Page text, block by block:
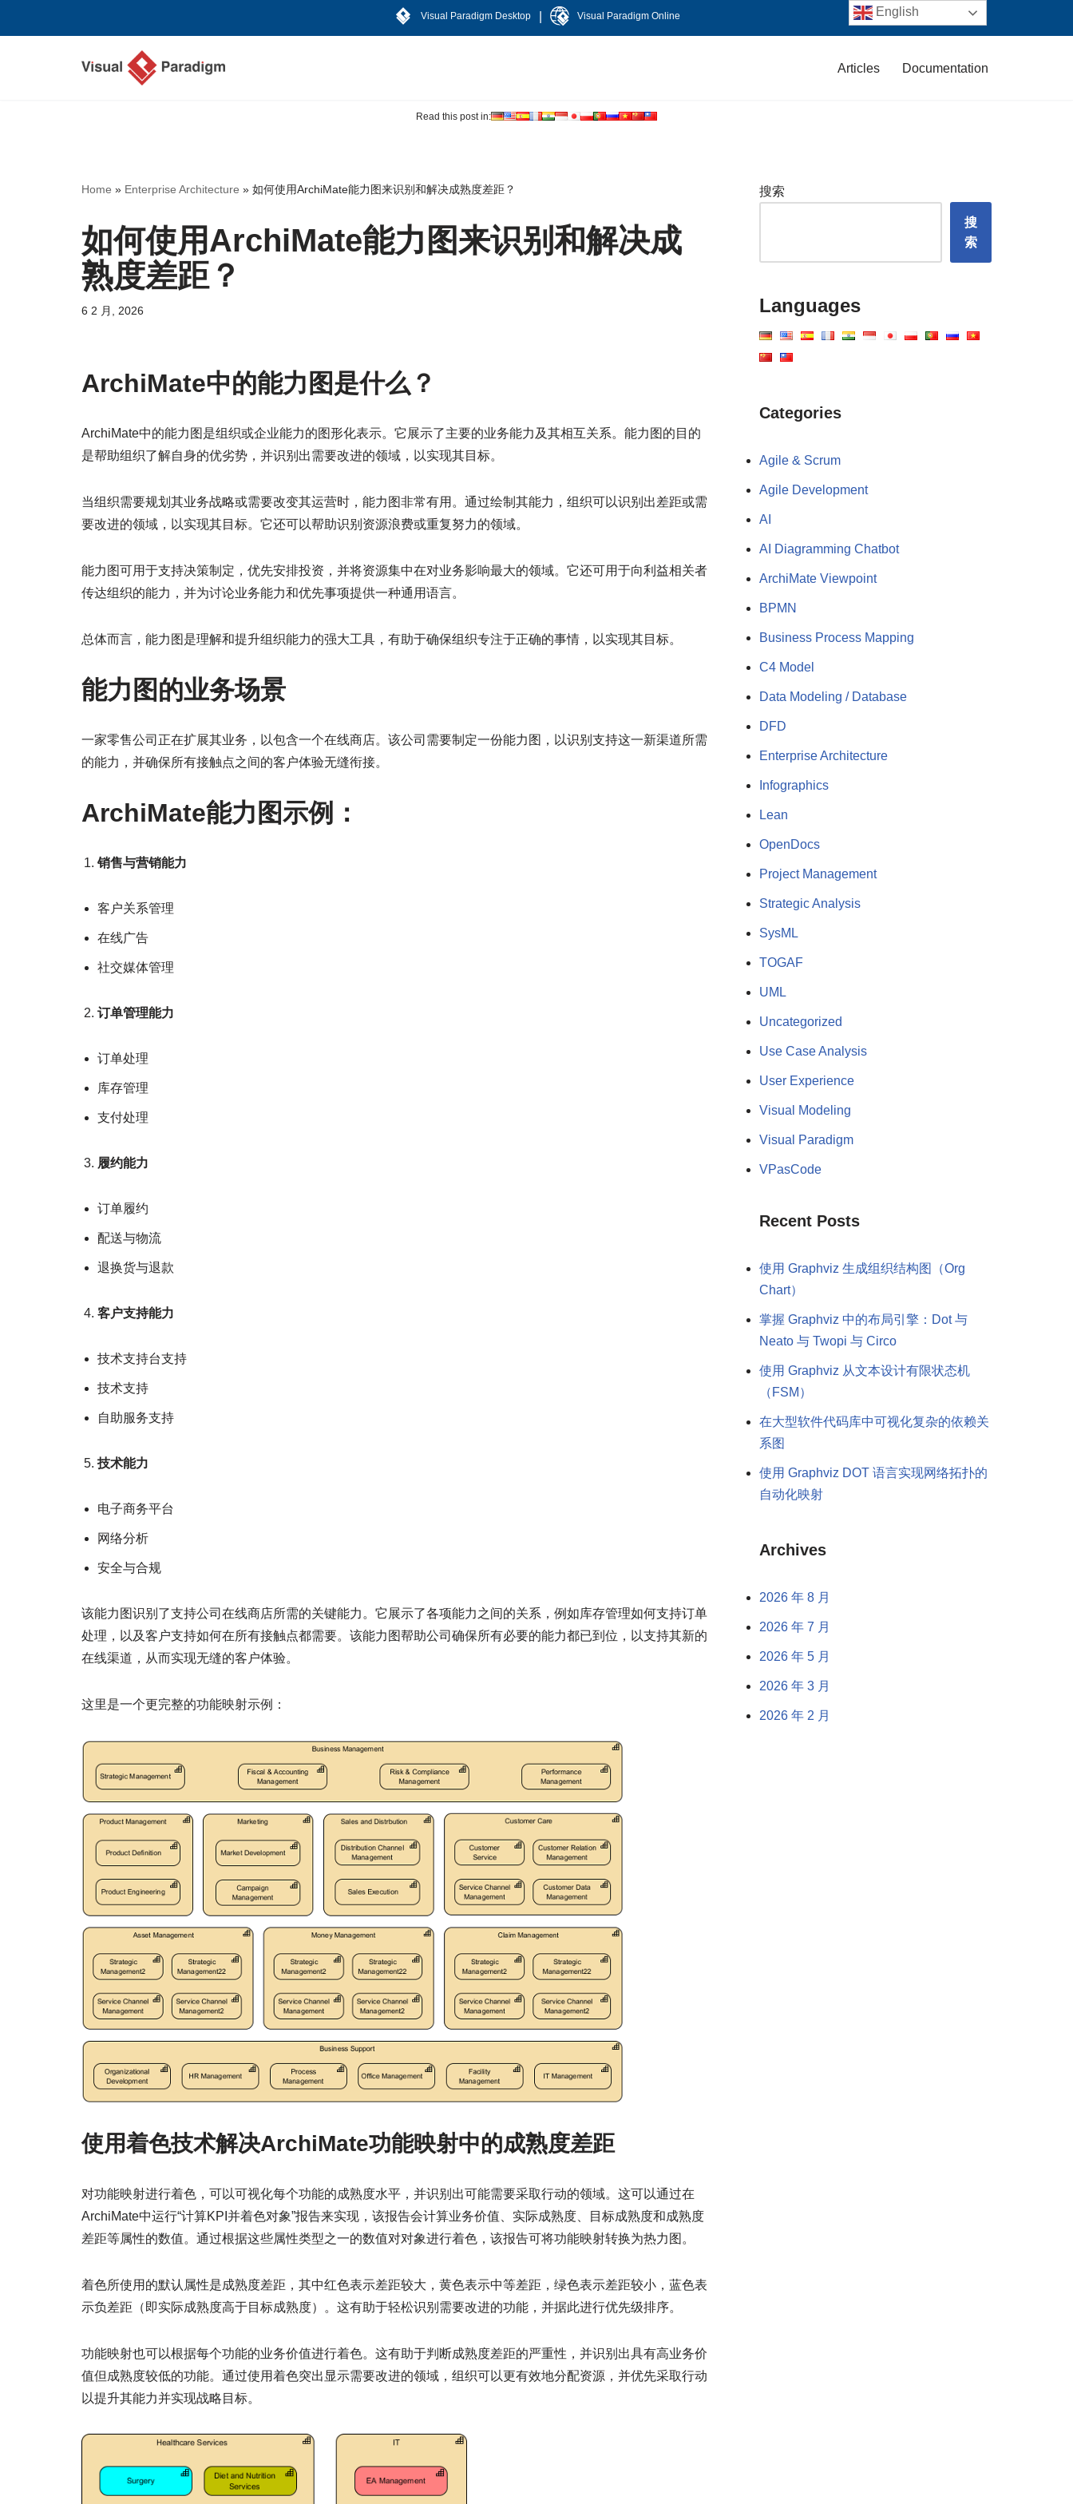
Visual Paradigm Desktop Visual Paradigm Online
Articles Documentation
Read this post in:
Home » Enterprise Architecture » 如何使用ArchiMate能力图来识别和解决成熟度差距？
如何使用ArchiMate能力图来识别和解决成
熟度差距？
6 2 月, 2026
ArchiMate中的能力图是什么？
ArchiMate中的能力图是组织或企业能力的图形化表示。它展示了主要的业务能力及其相互关系。能力图的目的
是帮助组织了解自身的优劣势，并识别出需要改进的领域，以实现其目标。
当组织需要规划其业务战略或需要改变其运营时，能力图非常有用。通过绘制其能力，组织可以识别出差距或需
要改进的领域，以实现其目标。它还可以帮助识别资源浪费或重复努力的领域。
能力图可用于支持决策制定，优先安排投资，并将资源集中在对业务影响最大的领域。它还可用于向利益相关者
传达组织的能力，并为讨论业务能力和优先事项提供一种通用语言。
总体而言，能力图是理解和提升组织能力的强大工具，有助于确保组织专注于正确的事情，以实现其目标。
能力图的业务场景
一家零售公司正在扩展其业务，以包含一个在线商店。该公司需要制定一份能力图，以识别支持这一新渠道所需
的能力，并确保所有接触点之间的客户体验无缝衔接。
ArchiMate能力图示例：
销售与营销能力
客户关系管理
在线广告
社交媒体管理
订单管理能力
订单处理
库存管理
支付处理
履约能力
订单履约
配送与物流
退换货与退款
客户支持能力
技术支持台支持
技术支持
自助服务支持
技术能力
电子商务平台
网络分析
安全与合规
该能力图识别了支持公司在线商店所需的关键能力。它展示了各项能力之间的关系，例如库存管理如何支持订单
处理，以及客户支持如何在所有接触点都需要。该能力图帮助公司确保所有必要的能力都已到位，以支持其新的
在线渠道，从而实现无缝的客户体验。
这里是一个更完整的功能映射示例：
使用着色技术解决ArchiMate功能映射中的成熟度差距
对功能映射进行着色，可以可视化每个功能的成熟度水平，并识别出可能需要采取行动的领域。这可以通过在
ArchiMate中运行“计算KPI并着色对象”报告来实现，该报告会计算业务价值、实际成熟度、目标成熟度和成熟度
差距等属性的数值。通过根据这些属性类型之一的数值对对象进行着色，该报告可将功能映射转换为热力图。
着色所使用的默认属性是成熟度差距，其中红色表示差距较大，黄色表示中等差距，绿色表示差距较小，蓝色表
示负差距（即实际成熟度高于目标成熟度）。这有助于轻松识别需要改进的功能，并据此进行优先级排序。
功能映射也可以根据每个功能的业务价值进行着色。这有助于判断成熟度差距的严重性，并识别出具有高业务价
值但成熟度较低的功能。通过使用着色突出显示需要改进的领域，组织可以更有效地分配资源，并优先采取行动
以提升其能力并实现战略目标。
搜索
搜
索
Languages
Categories
Agile & Scrum
Agile Development
AI
AI Diagramming Chatbot
ArchiMate Viewpoint
BPMN
Business Process Mapping
C4 Model
Data Modeling / Database
DFD
Enterprise Architecture
Infographics
Lean
OpenDocs
Project Management
Strategic Analysis
SysML
TOGAF
UML
Uncategorized
Use Case Analysis
User Experience
Visual Modeling
Visual Paradigm
VPasCode
Recent Posts
使用 Graphviz 生成组织结构图（Org
Chart）
掌握 Graphviz 中的布局引擎：Dot 与
Neato 与 Twopi 与 Circo
使用 Graphviz 从文本设计有限状态机
（FSM）
在大型软件代码库中可视化复杂的依赖关
系图
使用 Graphviz DOT 语言实现网络拓扑的
自动化映射
Archives
2026 年 8 月
2026 年 7 月
2026 年 5 月
2026 年 3 月
2026 年 2 月
English